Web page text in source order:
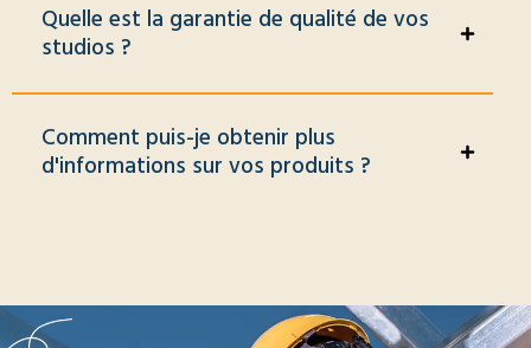
Quelle est la garantie de qualité de vos
studios ?
Comment puis-je obtenir plus
d'informations sur vos produits ?